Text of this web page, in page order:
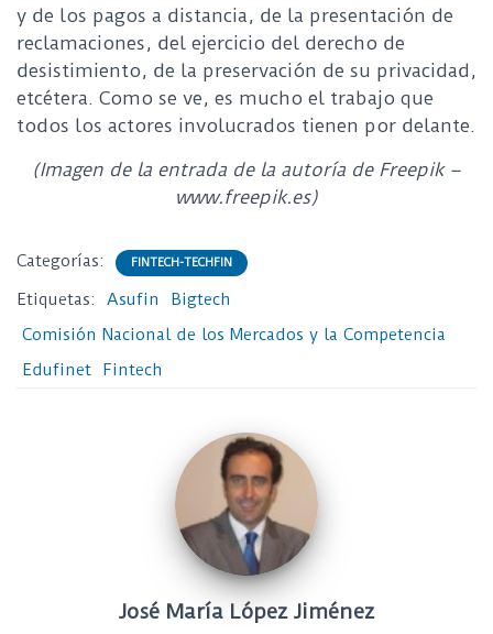
y de los pagos a distancia, de la presentación de
reclamaciones, del ejercicio del derecho de
desistimiento, de la preservación de su privacidad,
etcétera. Como se ve, es mucho el trabajo que
todos los actores involucrados tienen por delante.
(Imagen de la entrada de la autoría de Freepik –
www.freepik.es)
Categorías: FINTECH-TECHFIN
Etiquetas: Asufin
Bigtech
Comisión Nacional de los Mercados y la Competencia
Edufinet
Fintech
José María López Jiménez